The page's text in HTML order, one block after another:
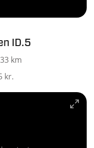
ID.5
km
kr.